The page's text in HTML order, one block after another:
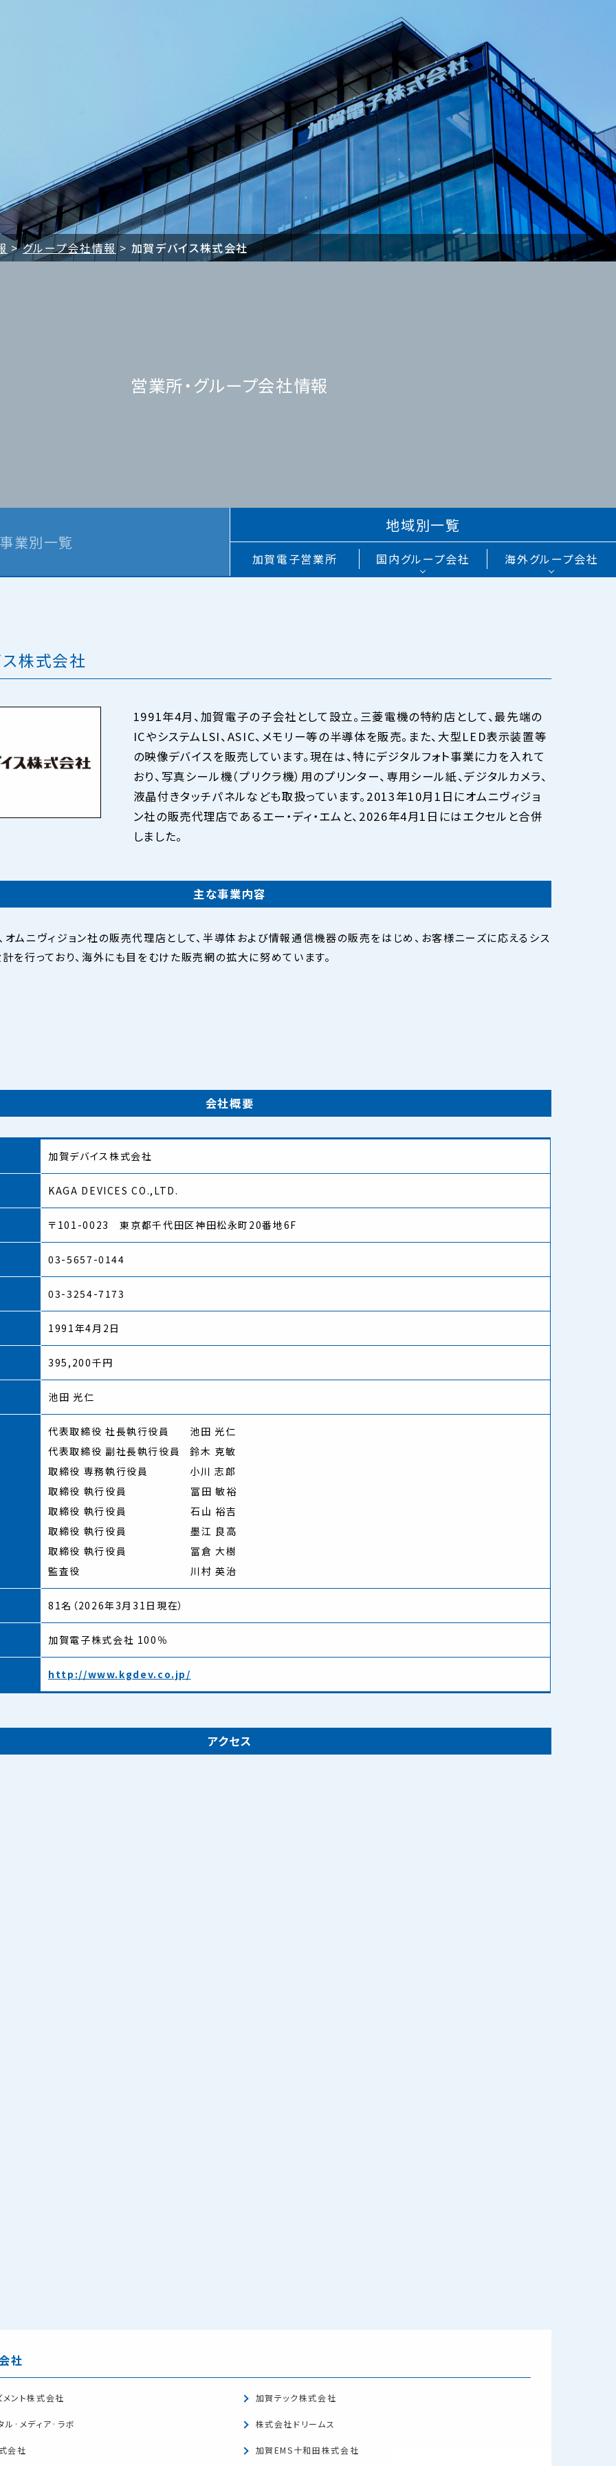
グループ会社情報 加賀デバイス株式会社
営業所・グループ会社情報
業別一覧
地域別一覧
加賀電子営業所 国内グループ会社 海外グループ会社
株式会社
1991年4月、加賀電子の子会社として設立。三菱電機の特約店として、最先端の
ICやシステムLSI、ASIC、メモリー等の半導体を販売。また、大型LED表示装置等
の映像デバイスを販売しています。現在は、特にデジタルフォト事業に力を入れて
おり、写真シール機（プリクラ機）用のプリンター、専用シール紙、デジタルカメラ、
液晶付きタッチパネルなども取扱っています。2013年10月1日にオムニヴィジョ
ン社の販売代理店であるエー・ディ・エムと、2026年4月1日にはエクセルと合併
しました。
主な事業内容
ムニヴィジョン社の販売代理店として、半導体および情報通信機器の販売をはじめ、お客様ニーズに応えるシス
を行っており、海外にも目をむけた販売網の拡大に努めています。
会社概要
加賀デバイス株式会社
KAGA DEVICES CO.,LTD.
〒101-0023 東京都千代田区神田松永町20番地6F
03-5657-0144
03-3254-7173
1991年4月2日
395,200千円
池田 光仁
代表取締役 社長執行役員
池田 光仁
代表取締役 副社長執行役員
鈴木 克敏
取締役 専務執行役員
小川 志郎
取締役 執行役員
冨田 敏裕
取締役 執行役員
石山 裕吉
取締役 執行役員
墨江 良高
取締役 執行役員
冨倉 大樹
監査役
川村 英治
81名（2026年3月31日現在）
加賀電子株式会社 100％
http://www.kgdev.co.jp/
アクセス
社
ント株式会社 加賀テック株式会社
·メディア·ラボ 株式会社ドリームス
会社 加賀EMS十和田株式会社